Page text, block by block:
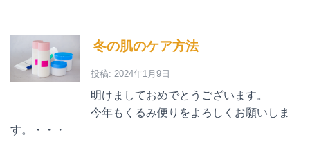
冬の肌のケア方法
投稿: 2024年1月9日
明けましておめでとうございます。
今年もくるみ便りをよろしくお願いしま
す。・・・